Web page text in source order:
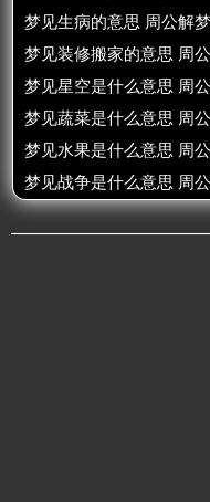
梦见生病的意思 周公解梦
梦见装修搬家的意思 周
梦见星空是什么意思 周
梦见蔬菜是什么意思 周
梦见水果是什么意思 周
梦见战争是什么意思 周